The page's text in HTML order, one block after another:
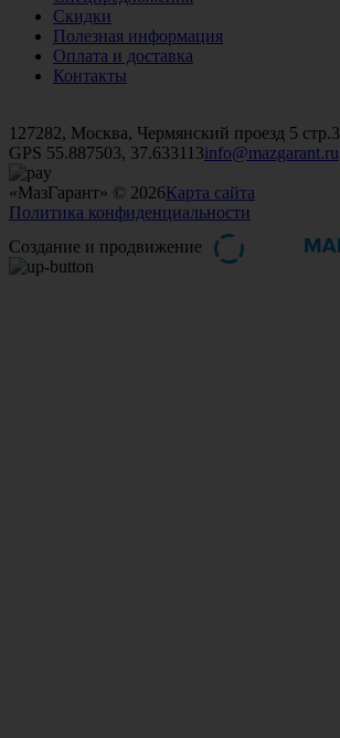
Скидки
Полезная информация
Оплата и доставка
Контакты
127282, Москва, Чермянский проезд 5 стр.3
GPS 55.887503, 37.633113info@mazgarant.ru
«МазГарант» © 2026Карта сайта
Политика конфиденциальности
Создание и продвижение